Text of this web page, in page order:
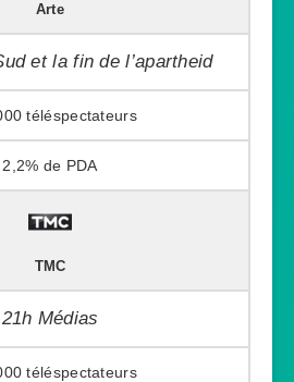
Arte
et la fin de l’apartheid
2,2%
TMC
21h Médias